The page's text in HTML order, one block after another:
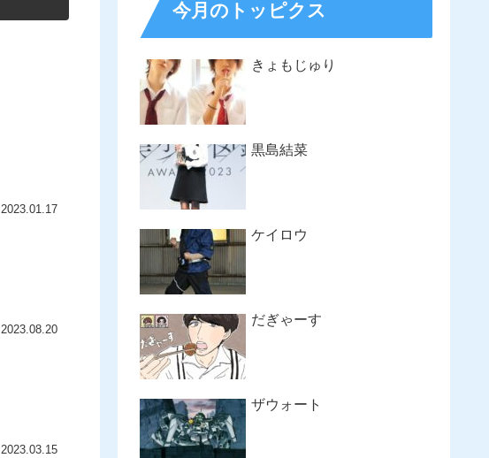
2023.01.17
2023.08.20
2023.03.15
今月のトッピクス
きょもじゅり
黒島結菜
ケイロウ
だぎゃーす
ザウォート